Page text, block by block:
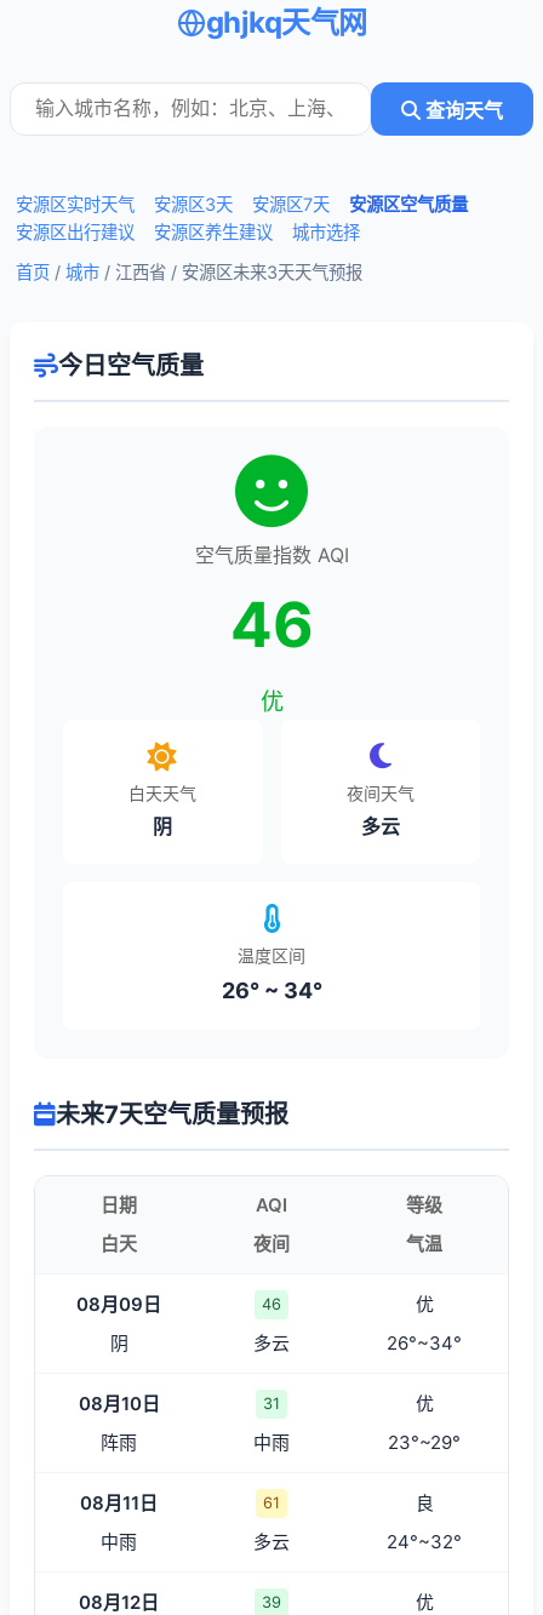
ghjkq天气网
查询天气
安源区实时天气 安源区3天 安源区7天
安源区空气质量
安源区出行建议
安源区养生建议
城市选择
首页 / 城市 / 江西省 / 安源区未来3天天气预报
今日空气质量
空气质量指数 AQI
46
优
白天天气
阴
夜间天气
多云
温度区间
26° ~ 34°
未来7天空气质量预报
日期 AQI
等级
白天
夜间 气温
08月09日 46
优
阴
多云 26°~34°
08月10日 31
优
阵雨
中雨 23°~29°
08月11日 61
良
中雨
多云 24°~32°
08月12日 39
优